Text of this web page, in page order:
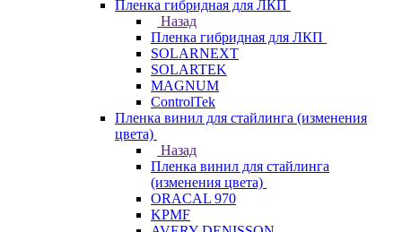
Пленка гибридная для ЛКП
Назад
Пленка гибридная для ЛКП
SOLARNEXT
SOLARTEK
MAGNUM
ControlTek
Пленка винил для стайлинга (изменения
цвета)
Назад
Пленка винил для стайлинга
(изменения цвета)
ORACAL 970
KPMF